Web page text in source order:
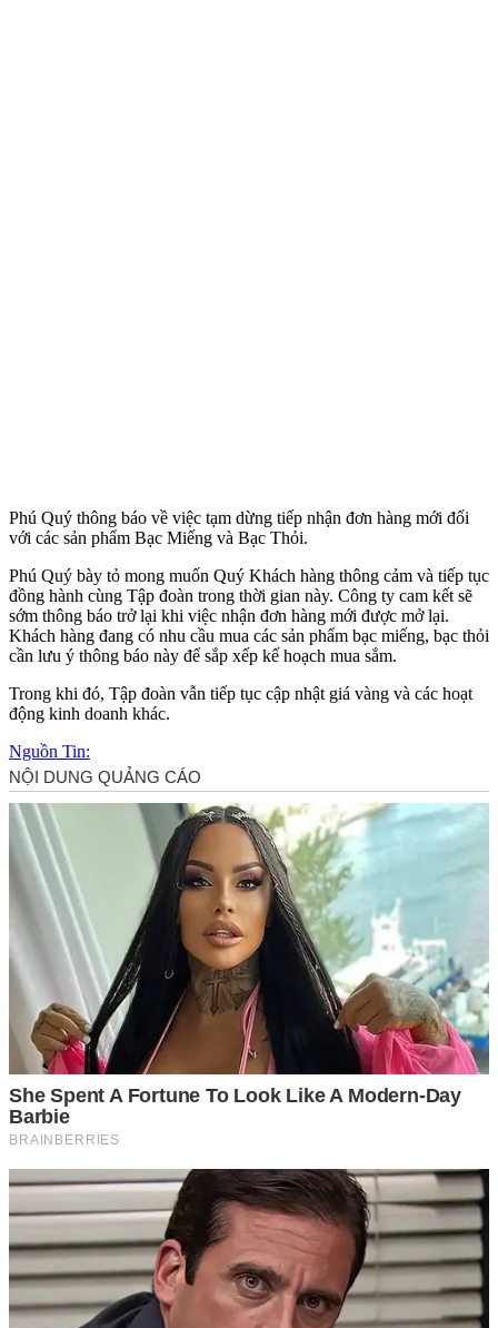
Phú Quý thông báo về việc tạm dừng tiếp nhận đơn hàng mới đối
với các sản phẩm Bạc Miếng và Bạc Thỏi.
Phú Quý bày tỏ mong muốn Quý Khách hàng thông cảm và tiếp tục
đồng hành cùng Tập đoàn trong thời gian này. Công ty cam kết sẽ
sớm thông báo trở lại khi việc nhận đơn hàng mới được mở lại.
Khách hàng đang có nhu cầu mua các sản phẩm bạc miếng, bạc thỏi
cần lưu ý thông báo này để sắp xếp kế hoạch mua sắm.
Trong khi đó, Tập đoàn vẫn tiếp tục cập nhật giá vàng và các hoạt
động kinh doanh khác.
Nguồn Tin: